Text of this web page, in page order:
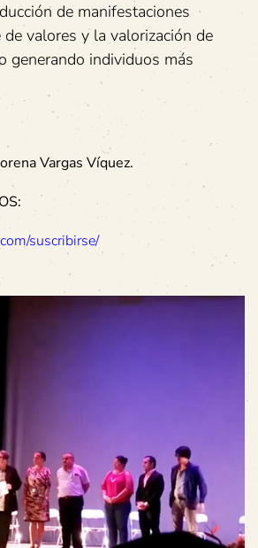
de manifestaciones
valores y la valorización de
generando individuos más
Vargas Víquez.
suscribirse/